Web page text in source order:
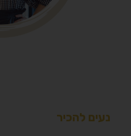
נעים להכיר